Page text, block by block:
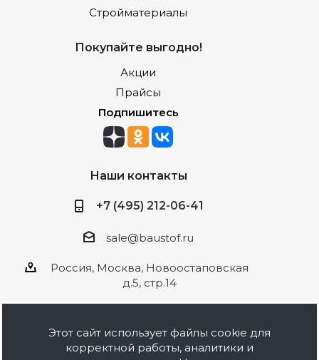
Стройматериалы
Покупайте выгодно!
Акции
Прайсы
Подпишитесь
Наши контакты
+7 (495) 212-06-41
sale@baustof.ru
Россия, Москва, Новоостаповская
д.5, стр.14
2026 © ООО Баустов. Собственное
Этот сайт использует файлы cookie для
корректной работы, аналитики и